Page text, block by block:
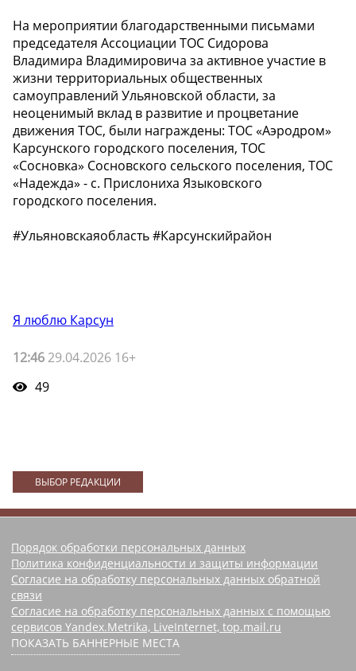
На мероприятии благодарственными письмами
председателя Ассоциации ТОС Сидорова
Владимира Владимировича за активное участие в
жизни территориальных общественных
самоуправлений Ульяновской области, за
неоценимый вклад в развитие и процветание
движения ТОС, были награждены: ТОС «Аэродром»
Карсунского городского поселения, ТОС
«Сосновка» Сосновского сельского поселения, ТОС
«Надежда» - с. Прислониха Языковского
городского поселения.
#Ульяновскаяобласть #Карсунскийрайон
Я люблю Карсун
12:46 29.04.2026 16+
49
ВЫБОР РЕДАКЦИИ
Порядок обработки персональных данных
Политика конфиденциальности и защиты информации
Согласие на обработку персональных данных обратной
связи
Согласие на обработку персональных данных с помощью
сервисов Yandex.Metrika, LiveInternet, top.mail.ru
ПОКАЗАТЬ БАННЕРНЫЕ МЕСТА